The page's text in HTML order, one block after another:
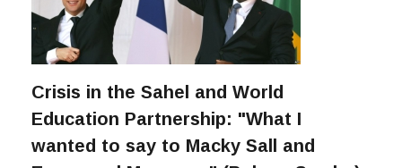
Crisis in the Sahel and World
Education Partnership: "What I
wanted to say to Macky Sall and